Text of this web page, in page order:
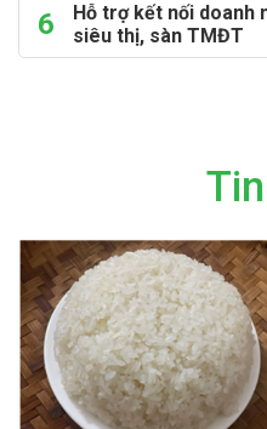
6
Hỗ trợ kết nối doanh
siêu thị, sàn TMĐT